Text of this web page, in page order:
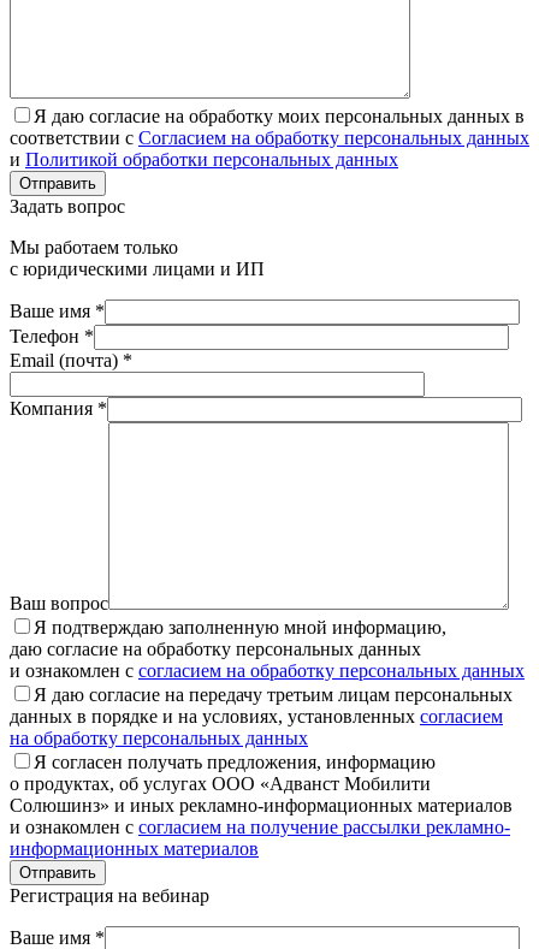
Я даю согласие на обработку моих персональных данных в
соответствии с Согласием на обработку персональных данных
и Политикой обработки персональных данных
Отправить
Задать вопрос
Мы работаем только
с юридическими лицами и ИП
Ваше имя *
Телефон *
Email (почта) *
Компания *
Ваш вопрос
Я подтверждаю заполненную мной информацию,
даю согласие на обработку персональных данных
и ознакомлен с согласием на обработку персональных данных
Я даю согласие на передачу третьим лицам персональных
данных в порядке и на условиях, установленных согласием
на обработку персональных данных
Я согласен получать предложения, информацию
о продуктах, об услугах ООО «Адванст Мобилити
Солюшинз» и иных рекламно-информационных материалов
и ознакомлен с согласием на получение рассылки рекламно-
информационных материалов
Отправить
Регистрация на вебинар
Ваше имя *